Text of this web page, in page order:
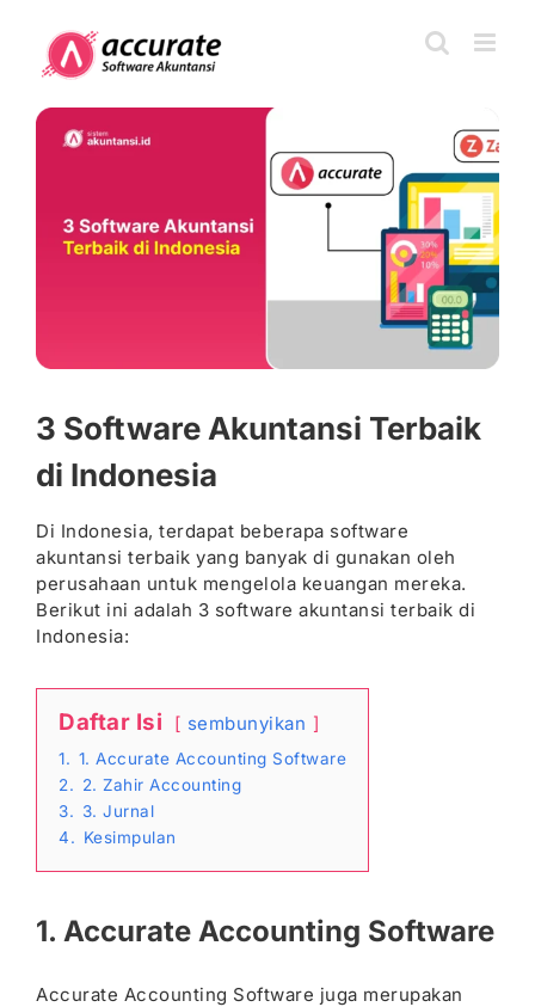
content
View
Larger
3 Software Akuntansi Terbaik
di Indonesia
Di Indonesia, terdapat beberapa software
akuntansi terbaik yang banyak di gunakan oleh
perusahaan untuk mengelola keuangan mereka.
Berikut ini adalah 3 software akuntansi terbaik di
Indonesia:
Daftar Isi sembunyikan
1. 1. Accurate Accounting Software
2. 2. Zahir Accounting
3. 3. Jurnal
4. Kesimpulan
1. Accurate Accounting Software
Accurate Accounting Software juga merupakan